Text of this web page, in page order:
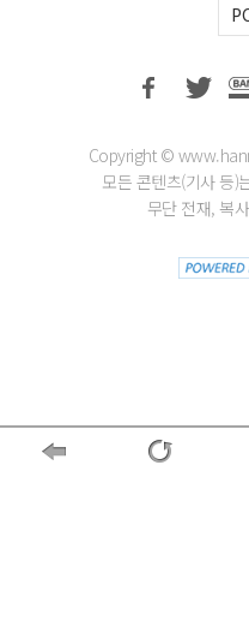
Copyright ©
모든 콘텐츠(기사 등)
무단 전재, 복